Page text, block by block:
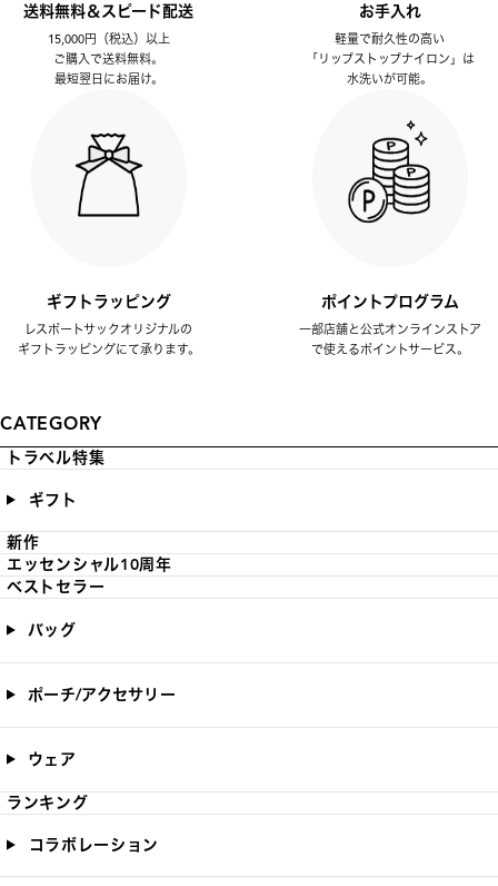
送料無料＆スピード配送
15,000円（税込）以上
ご購入で送料無料。
最短翌日にお届け。
お手入れ
軽量で耐久性の高い
「リップストップナイロン」は
水洗いが可能。
ギフトラッピング
レスポートサックオリジナルの
ギフトラッピングにて承ります。
ポイントプログラム
一部店舗と公式オンラインストア
で使えるポイントサービス。
CATEGORY
トラベル特集
ギフト
新作
エッセンシャル10周年
ベストセラー
バッグ
ポーチ/アクセサリー
ウェア
ランキング
コラボレーション